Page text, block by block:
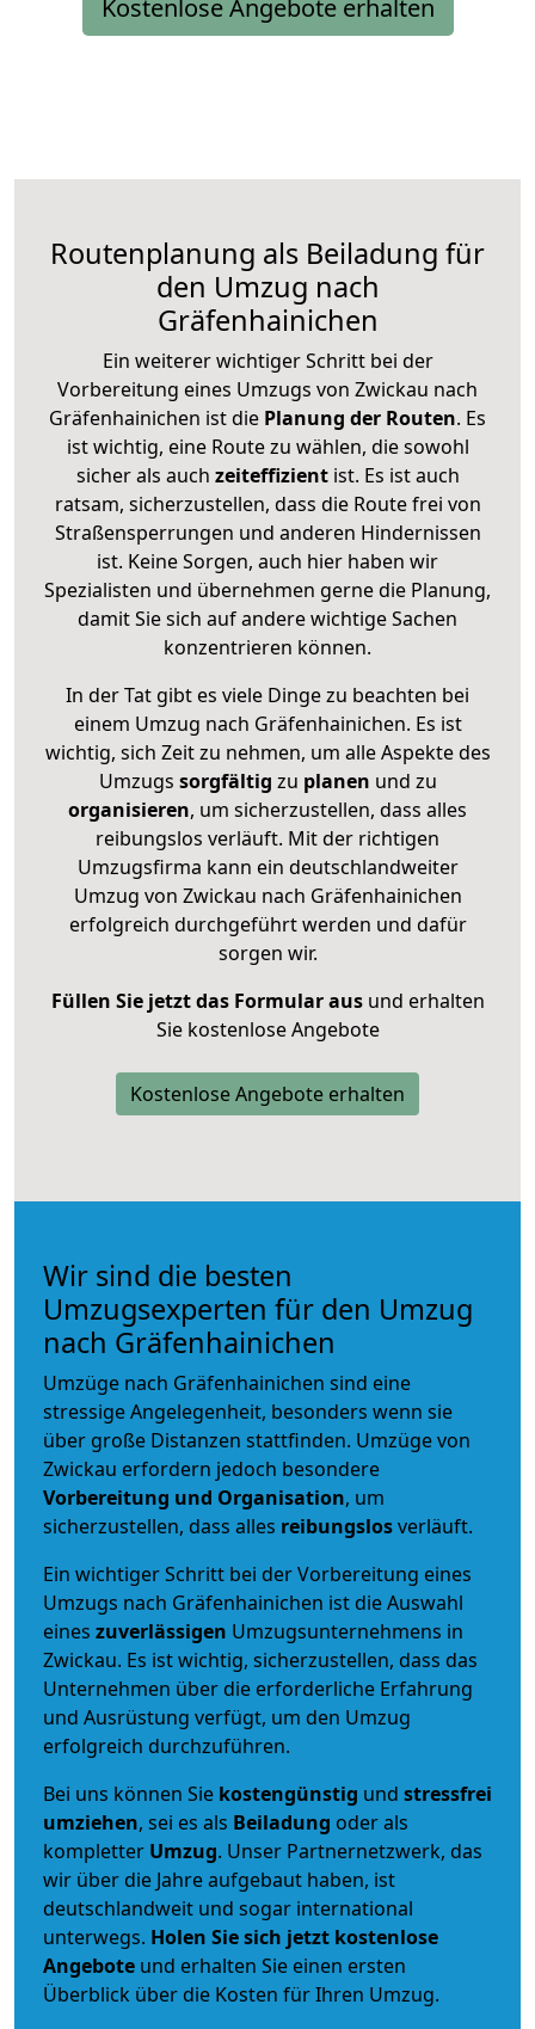
Kostenlose Angebote erhalten
Routenplanung als Beiladung für
den Umzug nach
Gräfenhainichen
Ein weiterer wichtiger Schritt bei der
Vorbereitung eines Umzugs von Zwickau nach
Gräfenhainichen ist die Planung der Routen. Es
ist wichtig, eine Route zu wählen, die sowohl
sicher als auch zeiteffizientist. Es ist auch
ratsam, sicherzustellen, dass die Route frei von
Straßensperrungen und anderen Hindernissen
ist. Keine Sorgen, auch hier haben wir
Spezialisten und übernehmen gerne die Planung,
damit Sie sich auf andere wichtige Sachen
konzentrieren können.
In der Tat gibt es viele Dinge zu beachten bei
einem Umzug nach Gräfenhainichen. Es ist
wichtig, sich Zeit zu nehmen, um alle Aspekte des
Umzugs sorgfältig zu planen und zu
organisieren, um sicherzustellen, dass alles
reibungslos verläuft. Mit der richtigen
Umzugsfirma kann ein deutschlandweiter
Umzug von Zwickau nach Gräfenhainichen
erfolgreich durchgeführt werden und dafür
sorgen wir.
Füllen Sie jetzt das Formular ausund erhalten
Sie kostenlose Angebote
Kostenlose Angebote erhalten
Wir sind die besten
Umzugsexperten für den Umzug
nach Gräfenhainichen
Umzüge nach Gräfenhainichen sind eine
stressige Angelegenheit, besonders wenn sie
über große Distanzen stattfinden. Umzüge von
Zwickau erfordern jedoch besondere
Vorbereitung und Organisation, um
sicherzustellen, dass alles reibungslosverläuft.
Ein wichtiger Schritt bei der Vorbereitung eines
Umzugs nach Gräfenhainichen ist die Auswahl
eines zuverlässigen Umzugsunternehmens in
Zwickau. Es ist wichtig, sicherzustellen, dass das
Unternehmen über die erforderliche Erfahrung
und Ausrüstung verfügt, um den Umzug
erfolgreich durchzuführen.
Bei uns können Sie kostengünstig und stressfrei
umziehen, sei es als Beiladung oder als
kompletter Umzug. Unser Partnernetzwerk, das
wir über die Jahre aufgebaut haben, ist
deutschlandweit und sogar international
unterwegs. Holen Sie sich jetzt kostenlose
Angebote und erhalten Sie einen ersten
Überblick über die Kosten für Ihren Umzug.